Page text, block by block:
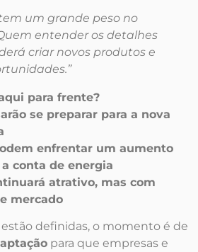
um grande peso no
entender os detalhes
criar novos produtos e
para frente?
se preparar para a nova
enfrentar um aumento
conta de energia
atrativo, mas com
mercado
estão definidas, o momento é de
para que empresas e